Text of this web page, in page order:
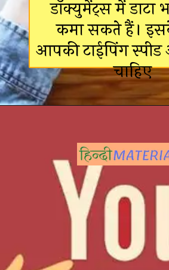
डॉक्युमेंट्स में डाटा
कमा सकते हैं।
आपकी टाईपिंग स्पीड
चाहिए